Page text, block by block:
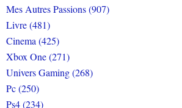
Mes Autres Passions (907)
Livre (481)
Cinema (425)
Xbox One (271)
Univers Gaming (268)
Pc (250)
Ps4 (234)